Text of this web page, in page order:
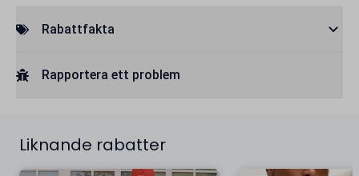
Rabattfakta
Rapportera ett problem
Liknande rabatter